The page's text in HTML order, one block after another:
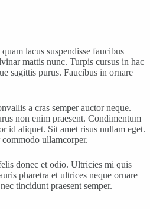
lacus suspendisse faucibus
mattis nunc. Turpis cursus in hac
sagittis purus. Faucibus in ornare
a cras semper auctor neque.
non enim praesent. Condimentum
id aliquet. Sit amet risus nullam eget.
ullamcorper.
donec et odio. Ultricies mi quis
pharetra et ultrices neque ornare
tincidunt praesent semper.